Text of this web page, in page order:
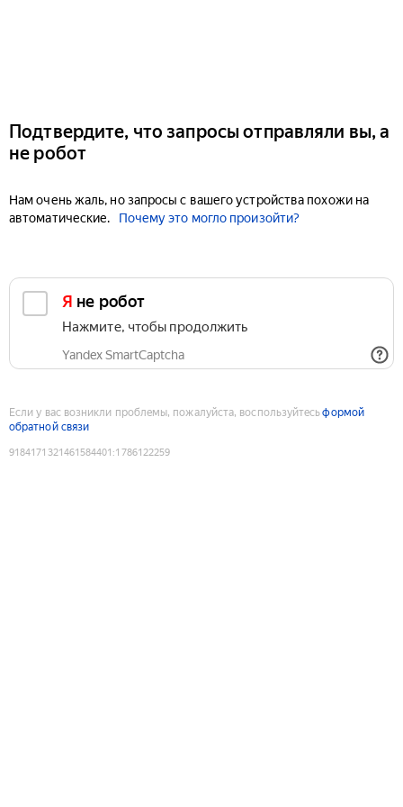
Подтвердите, что запросы отправляли вы, а
не робот
Нам очень жаль, но запросы с вашего устройства похожи на
автоматические.
Почему это могло произойти?
Я не робот
Нажмите, чтобы продолжить
Yandex SmartCaptcha
Если у вас возникли проблемы, пожалуйста, воспользуйтесьформой
обратной связи
9184171321461584401 :1786122259